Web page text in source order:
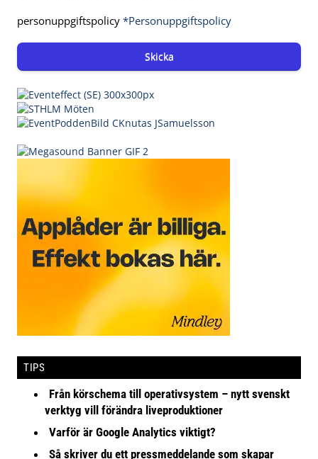
personuppgiftspolicy *Personuppgiftspolicy
Skicka
TIPS
Från körschema till operativsystem – nytt svenskt
verktyg vill förändra liveproduktioner
Varför är Google Analytics viktigt?
Så skriver du ett pressmeddelande som skapar